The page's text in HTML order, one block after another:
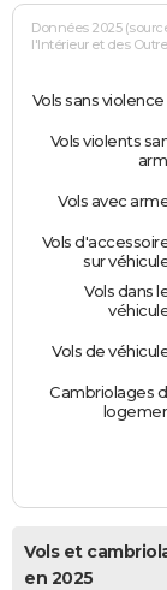
Données 2025
l'Intérieur et des
Vols sans violence
Vols violents
Vols avec
Vols
sur
Vols dans
Vols de
Cambriolages
Vols et
en 2025